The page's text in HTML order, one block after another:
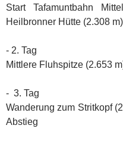
Start Tafamuntbahn
Heilbronner Hütte (2.308 m)
- 2. Tag
Mittlere Fluhspitze (2.653
- 3. Tag
Wanderung zum Stritkopf
Abstieg